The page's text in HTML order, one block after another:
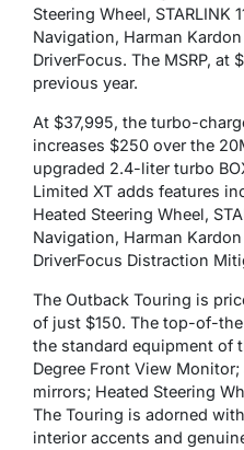
Steering Wheel,
Navigation, Harman
DriverFocus. The MSRP, at
previous year.
At $37,995, the turbo-
increases $250 over the
upgraded 2.4-liter turbo
Limited XT adds features
Heated Steering Wheel,
Navigation, Harman
DriverFocus Distraction
The Outback Touring is
of just $150. The top-of-
the standard equipment of
Degree Front View
mirrors; Heated Steering
The Touring is adorned
interior accents and